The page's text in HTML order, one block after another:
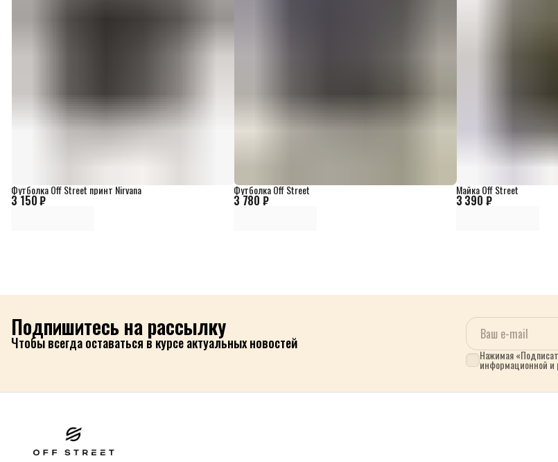
3 150 ₽
Футболка Off Street принт Nirvana
3 780 ₽
Футболка Off Street
3 390 ₽
Майка Off Street
Подпишитесь на рассылку
Чтобы всегда оставаться в курсе актуальных новостей
Нажимая
информационной и